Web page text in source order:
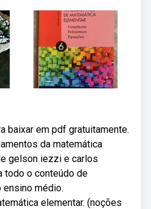
baixar em pdf gratuitamente.
da matemática
gelson iezzi e carlos
todo o conteúdo de
ensino médio.
elementar. (noções